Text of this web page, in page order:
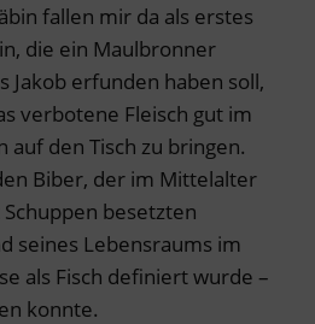
fallen mir da als erstes
die ein Maulbronner
Jakob erfunden haben soll,
verbotene Fleisch gut im
auf den Tisch zu bringen.
Biber, der im Mittelalter
besetzten
seines Lebensraums im
als Fisch definiert wurde –
konnte.